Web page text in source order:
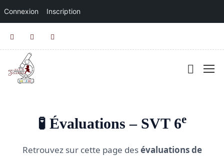
Connexion Inscription
🧪 Évaluations – SVT 6e
Retrouvez sur cette page desévaluations de